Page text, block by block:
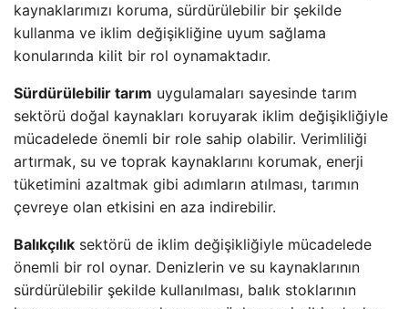
kaynaklarımızı koruma, sürdürülebilir bir şekilde
kullanma ve iklim değişikliğine uyum sağlama
konularında kilit bir rol oynamaktadır.
Sürdürülebilir tarım uygulamaları sayesinde tarım
sektörü doğal kaynakları koruyarak iklim değişikliğiyle
mücadelede önemli bir role sahip olabilir. Verimliliği
artırmak, su ve toprak kaynaklarını korumak, enerji
tüketimini azaltmak gibi adımların atılması, tarımın
çevreye olan etkisini en aza indirebilir.
Balıkçılık sektörü de iklim değişikliğiyle mücadelede
önemli bir rol oynar. Denizlerin ve su kaynaklarının
sürdürülebilir şekilde kullanılması, balık stoklarının